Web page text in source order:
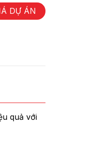
DỰ ÁN
quả với